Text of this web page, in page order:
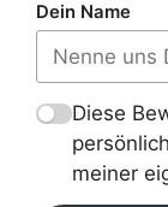
Dein Name
Diese
meiner